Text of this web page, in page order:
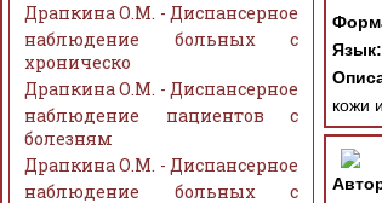
Язык:
кожи
Драпкина О.М. - Диспансерное
наблюдение больных с
хроническо
Драпкина О.М. - Диспансерное
наблюдение пациентов с
болезням
Драпкина О.М. - Диспансерное
наблюдение больных с